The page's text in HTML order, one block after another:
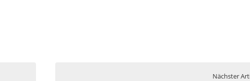
Nächster